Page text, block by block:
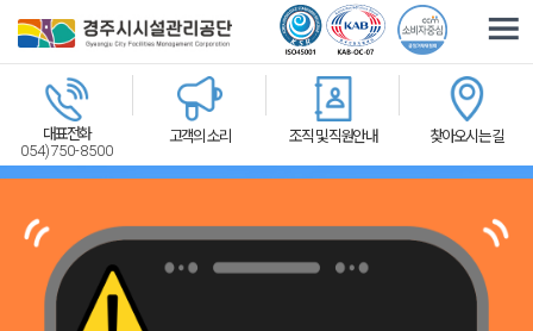
대표전화
054)750-8500
고객의 소리 조직 및 직원안내 찾아오시는 길